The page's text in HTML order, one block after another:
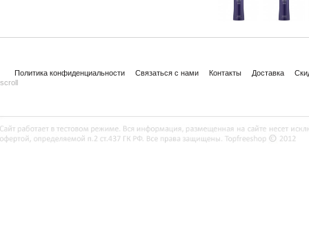
Политика конфиденциальности Связаться с нами Контакты Доставка
scroll